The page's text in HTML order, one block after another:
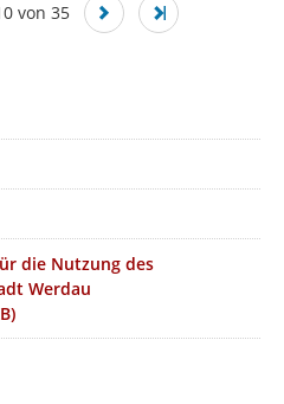
von 35
die Nutzung des
Werdau